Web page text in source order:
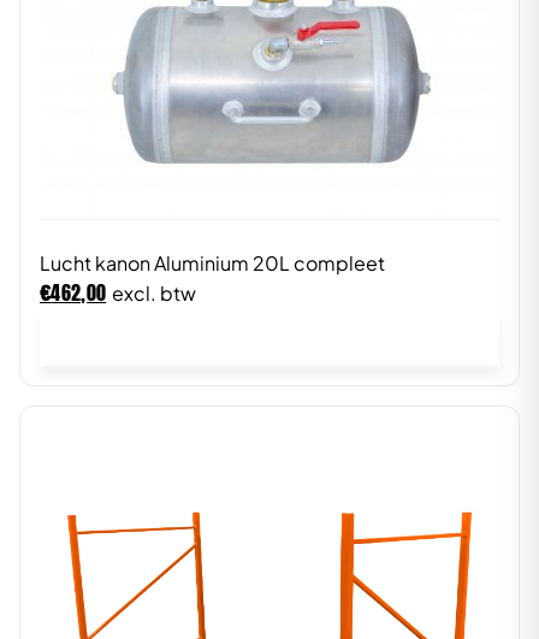
Lucht kanon Aluminium 20L compleet
€462,00 excl. btw